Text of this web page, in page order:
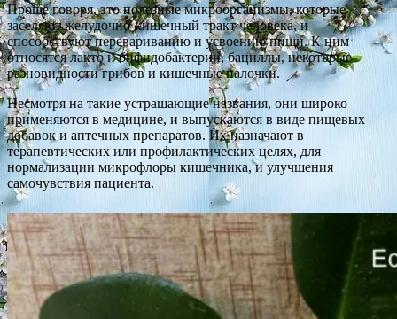
Проще говоря, это полезные микроорганизмы, которые
заселяют желудочно-кишечный тракт человека, и
способствуют перевариванию и усвоению пищи. К ним
относятся лакто и бифидобактерии, бациллы, некоторые
разновидности грибов и кишечные палочки.
Несмотря на такие устрашающие названия, они широко
применяются в медицине, и выпускаются в виде пищевых
добавок и аптечных препаратов. Их назначают в
терапевтических или профилактических целях, для
нормализации микрофлоры кишечника, и улучшения
самочувствия пациента.